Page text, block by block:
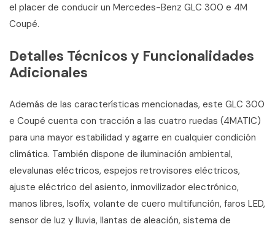
el placer de conducir un Mercedes-Benz GLC 300 e 4M
Coupé.
Detalles Técnicos y Funcionalidades
Adicionales
Además de las características mencionadas, este GLC 300
e Coupé cuenta con tracción a las cuatro ruedas (4MATIC)
para una mayor estabilidad y agarre en cualquier condición
climática. También dispone de iluminación ambiental,
elevalunas eléctricos, espejos retrovisores eléctricos,
ajuste eléctrico del asiento, inmovilizador electrónico,
manos libres, Isofix, volante de cuero multifunción, faros LED,
sensor de luz y lluvia, llantas de aleación, sistema de